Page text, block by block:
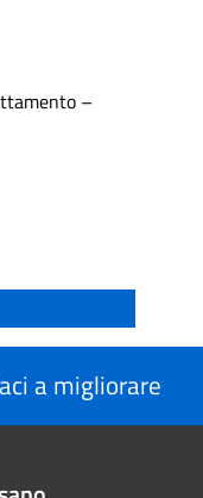
–
a migliorare